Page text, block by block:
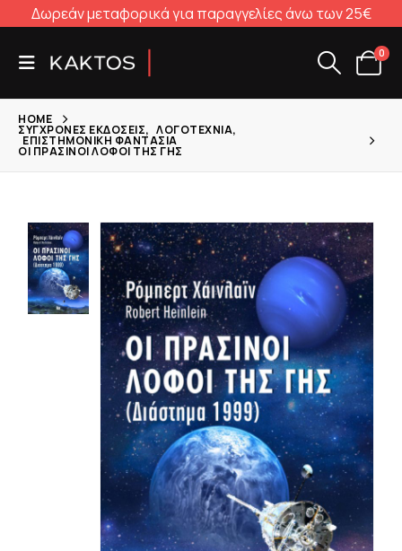
Δωρεάν μεταφορικά για παραγγελίες άνω των 25€
0
HOME
ΣΎΓΧΡΟΝΕΣ ΕΚΔΌΣΕΙΣ, ΛΟΓΟΤΕΧΝΊΑ,
ΕΠΙΣΤΗΜΟΝΙΚΉ ΦΑΝΤΑΣΙΑ
ΟΙ ΠΡΆΣΙΝΟΙ ΛΌΦΟΙ ΤΗΣ ΓΗΣ